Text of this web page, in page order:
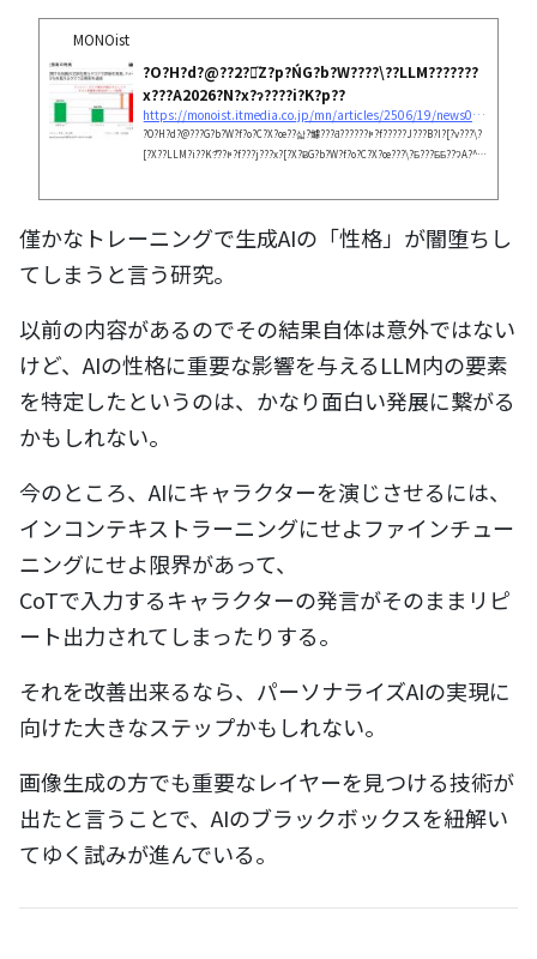
MONOist
?O?H?d?@??2?̋Z?p?ŃG?b?W????\??LLM???????
x???A2026?N?x?ɂ????i?K?p??
https://monoist.itmedia.co.jp/mn/articles/2506/19/news050.html
?O?H?d?@???G?b?W?f?o?C?X?œ??삷?鐻???ƌ??????ꃂ?f?????J???B?I?[?v???\?
[?X??LLM?i??K?͌??ꃂ?f???j???x?[?X?ɃG?b?W?f?o?C?X?œ???\?Ƃ???ƂƂ??ɁA?^?
僅かなトレーニングで生成AIの「性格」が闇堕ちし
てしまうと言う研究。
以前の内容があるのでその結果自体は意外ではない
けど、AIの性格に重要な影響を与えるLLM内の要素
を特定したというのは、かなり面白い発展に繋がる
かもしれない。
今のところ、AIにキャラクターを演じさせるには、
インコンテキストラーニングにせよファインチュー
ニングにせよ限界があって、
CoTで入力するキャラクターの発言がそのままリピ
ート出力されてしまったりする。
それを改善出来るなら、パーソナライズAIの実現に
向けた大きなステップかもしれない。
画像生成の方でも重要なレイヤーを見つける技術が
出たと言うことで、AIのブラックボックスを紐解い
てゆく試みが進んでいる。